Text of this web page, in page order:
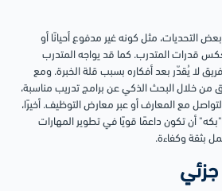
التحديات، مثل كونه غير مدفوع أحيانًا أو
قدرات المتدرب. كما قد يواجه المتدرب
لا يُقدّر بعد أفكاره بسبب قلة الخبرة. ومع
خلال البحث الذكي عن برامج تدريب مناسبة،
مع المعارف أو عبر معارض التوظيف. أخيرًا،
أن تكون داعمًا قويًا في تطوير المهارات
بثقة وكفاءة.